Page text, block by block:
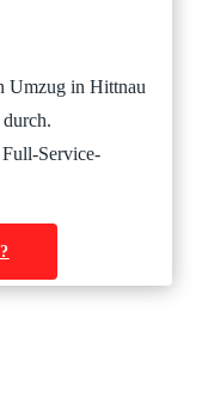
Umzug in Hittnau
Service-